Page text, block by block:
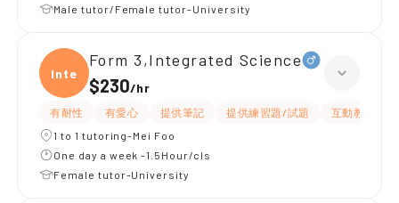
Male tutor/Female tutor-University
Integ
Form 3,Integrated Science
$230/hr
有耐性 有愛心 提供筆記 提供練習題/試題 互動教學
1 to 1 tutoring-Mei Foo
One day a week -1.5Hour/cls
Female tutor-University